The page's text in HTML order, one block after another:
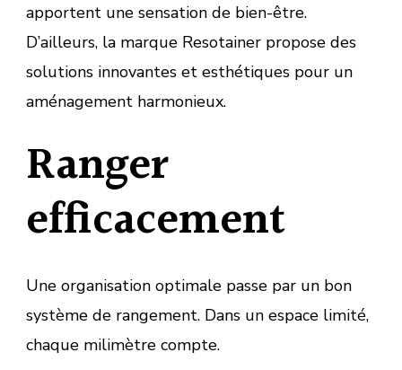
apportent une sensation de bien-être.
D’ailleurs, la marque Resotainer propose des
solutions innovantes et esthétiques pour un
aménagement harmonieux.
Ranger
efficacement
Une organisation optimale passe par un bon
système de rangement. Dans un espace limité,
chaque milimètre compte.